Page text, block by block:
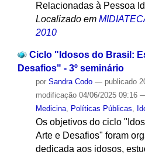
Relacionadas à Pessoa
Localizado em
2010
Ciclo "Idosos do Brasil:
Desafios" - 3º seminário
por Sandra Codo — publicado
modificação04/06/2025 09:16
Medicina, Políticas Públicas,
Os objetivos do ciclo
Arte e Desafios" foram
dedicada aos idosos,